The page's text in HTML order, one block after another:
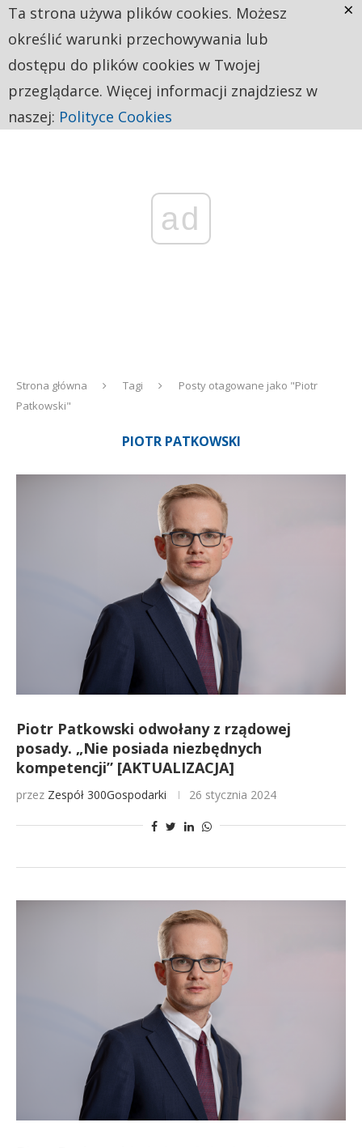
ad
Strona główna Tagi
Posty otagowane jako "Piotr
Patkowski"
PIOTR PATKOWSKI
Piotr Patkowski odwołany z rządowej
posady. „Nie posiada niezbędnych
kompetencji” [AKTUALIZACJA]
przez Zespół 300Gospodarki 26 stycznia 2024
Ta strona używa plików cookies. Możesz
określić warunki przechowywania lub
dostępu do plików cookies w Twojej
przeglądarce. Więcej informacji znajdziesz w
naszej: Polityce Cookies
×